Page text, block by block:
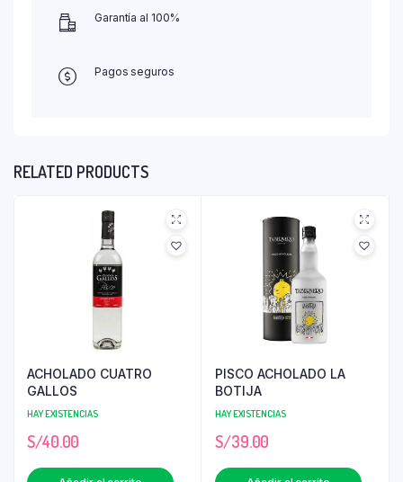
Garantía al 100%
Pagos seguros
RELATED PRODUCTS
ACHOLADO CUATRO
GALLOS
HAY EXISTENCIAS
S/40.00
PISCO ACHOLADO LA
BOTIJA
HAY EXISTENCIAS
S/39.00